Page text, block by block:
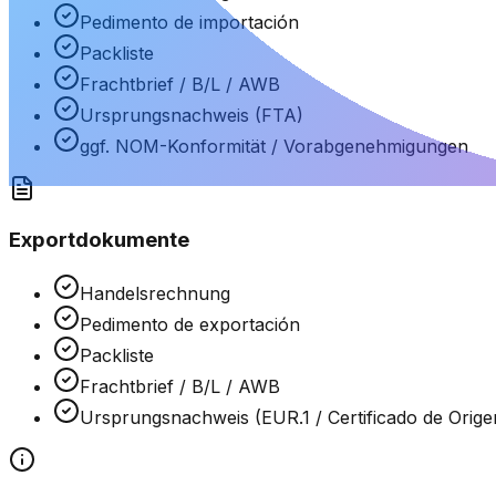
Pedimento de importación
Packliste
Frachtbrief / B/L / AWB
Ursprungsnachweis (FTA)
ggf. NOM-Konformität / Vorabgenehmigungen
Exportdokumente
Handelsrechnung
Pedimento de exportación
Packliste
Frachtbrief / B/L / AWB
Ursprungsnachweis (EUR.1 / Certificado de